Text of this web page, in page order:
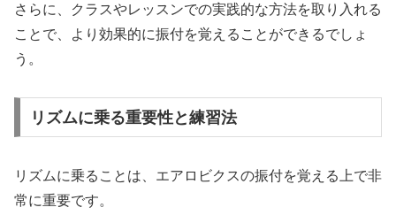
さらに、クラスやレッスンでの実践的な方法を取り入れる
ことで、より効果的に振付を覚えることができるでしょ
う。
リズムに乗る重要性と練習法
リズムに乗ることは、エアロビクスの振付を覚える上で非
常に重要です。